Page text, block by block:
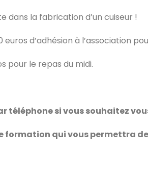
dans la fabrication d’un cuiseur !
euros d’adhésion à l’association
pour le repas du midi.
téléphone si vous souhaitez
formation qui vous permettra